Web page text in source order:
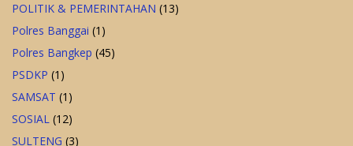
POLITIK & PEMERINTAHAN (13)
Polres Banggai (1)
Polres Bangkep (45)
PSDKP (1)
SAMSAT (1)
SOSIAL (12)
SULTENG (3)